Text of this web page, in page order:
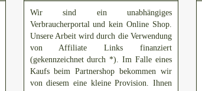
Wir sind ein unabhängiges
Verbraucherportal und kein Online Shop.
Unsere Arbeit wird durch die Verwendung
von Affiliate Links finanziert
(gekennzeichnet durch *). Im Falle eines
Kaufs beim Partnershop bekommen wir
von diesem eine kleine Provision. Ihnen